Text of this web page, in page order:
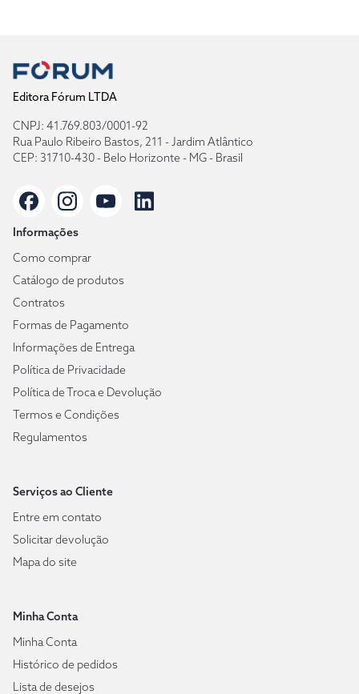
Editora Fórum LTDA
CNPJ: 41.769.803/0001-92
Rua Paulo Ribeiro Bastos, 211 - Jardim Atlântico
CEP: 31710-430 - Belo Horizonte - MG - Brasil
Informações
Como comprar
Catálogo de produtos
Contratos
Formas de Pagamento
Informações de Entrega
Política de Privacidade
Política de Troca e Devolução
Termos e Condições
Regulamentos
Serviços ao Cliente
Entre em contato
Solicitar devolução
Mapa do site
Minha Conta
Minha Conta
Histórico de pedidos
Lista de desejos